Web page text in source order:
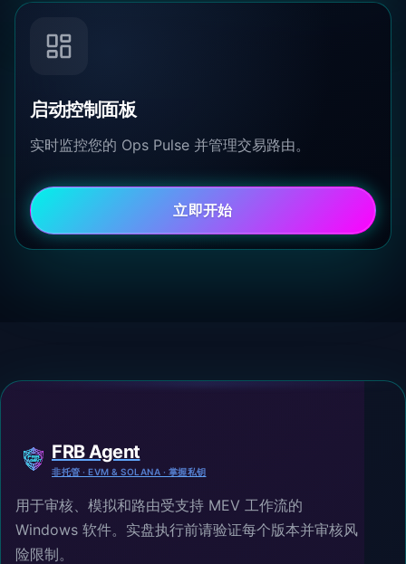
启动控制面板
实时监控您的 Ops Pulse 并管理交易路由。
立即开始
FRB Agent
非托管 · EVM & SOLANA · 掌握私钥
用于审核、模拟和路由受支持 MEV 工作流的
Windows 软件。实盘执行前请验证每个版本并审核风
险限制。